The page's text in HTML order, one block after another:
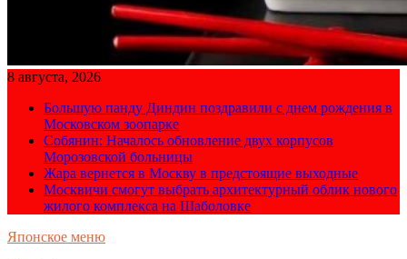
8 августа, 2026
Большую панду Диндин поздравили с днем рождения в
Московском зоопарке
Собянин: Началось обновление двух корпусов
Морозовской больницы
Жара вернется в Москву в предстоящие выходные
Москвичи смогут выбрать архитектурный облик нового
жилого комплекса на Шаболовке
Японское меню